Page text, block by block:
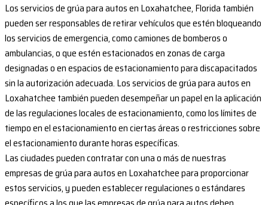
Los servicios de grúa para autos en Loxahatchee, Florida también
pueden ser responsables de retirar vehículos que estén bloqueando
los servicios de emergencia, como camiones de bomberos o
ambulancias, o que estén estacionados en zonas de carga
designadas o en espacios de estacionamiento para discapacitados
sin la autorización adecuada. Los servicios de grúa para autos en
Loxahatchee también pueden desempeñar un papel en la aplicación
de las regulaciones locales de estacionamiento, como los límites de
tiempo en el estacionamiento en ciertas áreas o restricciones sobre
el estacionamiento durante horas específicas.
Las ciudades pueden contratar con una o más de nuestras
empresas de grúa para autos en Loxahatchee para proporcionar
estos servicios, y pueden establecer regulaciones o estándares